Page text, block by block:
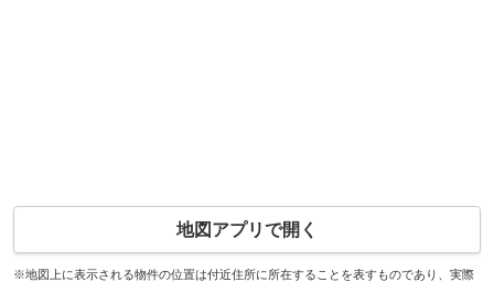
地図アプリで開く
※地図上に表示される物件の位置は付近住所に所在することを表すものであり、実際